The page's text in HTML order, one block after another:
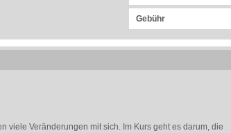
Gebühr
viele Veränderungen mit sich. Im Kurs geht es darum, die